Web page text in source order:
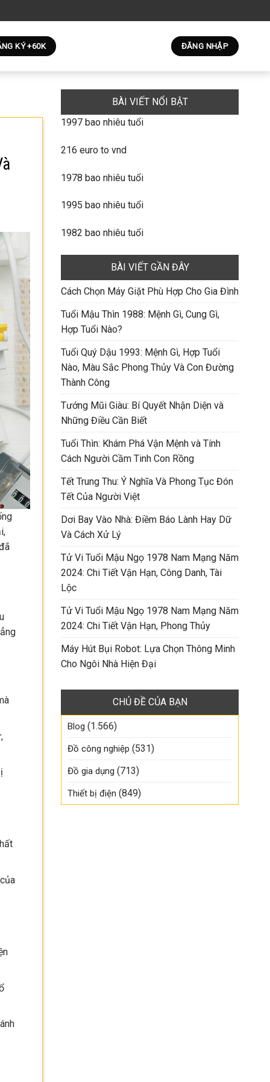
KÝ +60K ĐĂNG NHẬP
BÀI VIẾT NỔI BẬT
1997 bao nhiêu tuổi
216 euro to vnd
1978 bao nhiêu tuổi
1995 bao nhiêu tuổi
1982 bao nhiêu tuổi
BÀI VIẾT GẦN ĐÂY
Cách Chọn Máy Giặt Phù Hợp Cho Gia Đình
Tuổi Mậu Thìn 1988: Mệnh Gì, Cung Gì,
Hợp Tuổi Nào?
Tuổi Quý Dậu 1993: Mệnh Gì, Hợp Tuổi
Nào, Màu Sắc Phong Thủy Và Con Đường
Thành Công
Tướng Mũi Giàu: Bí Quyết Nhận Diện và
Những Điều Cần Biết
Tuổi Thìn: Khám Phá Vận Mệnh và Tính
Cách Người Cầm Tinh Con Rồng
Tết Trung Thu: Ý Nghĩa Và Phong Tục Đón
Tết Của Người Việt
Dơi Bay Vào Nhà: Điềm Báo Lành Hay Dữ
Và Cách Xử Lý
Tử Vi Tuổi Mậu Ngọ 1978 Nam Mạng Năm
2024: Chi Tiết Vận Hạn, Công Danh, Tài
Lộc
Tử Vi Tuổi Mậu Ngọ 1978 Nam Mạng Năm
2024: Chi Tiết Vận Hạn, Phong Thủy
Máy Hút Bụi Robot: Lựa Chọn Thông Minh
Cho Ngôi Nhà Hiện Đại
CHỦ ĐỀ CỦA BẠN
Blog (1.566)
Đồ công nghiệp (531)
Đồ gia dụng (713)
Thiết bị điện (849)